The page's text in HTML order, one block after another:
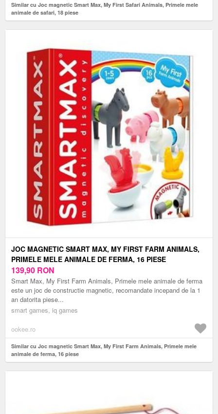
Similar cu Joc magnetic Smart Max, My First Safari Animals, Primele mele
animale de safari, 18 piese
JOC MAGNETIC SMART MAX, MY FIRST FARM ANIMALS,
PRIMELE MELE ANIMALE DE FERMA, 16 PIESE
139,90 RON
Smart Max, My First Farm Animals, Primele mele animale de ferma
este un joc de constructie magnetic, recomandate incepand de la 1
an datorita piese...
smart games, iq games
ookee.ro
Similar cu Joc magnetic Smart Max, My First Farm Animals, Primele mele
animale de ferma, 16 piese